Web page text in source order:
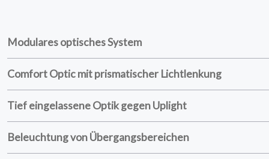
STARTSEITE
01
PRODUKTE
Modulares optisches System
Comfort Optic mit prismatischer Lichtlenkung
Tief eingelassene Optik gegen Uplight
Beleuchtung von Übergangsbereichen